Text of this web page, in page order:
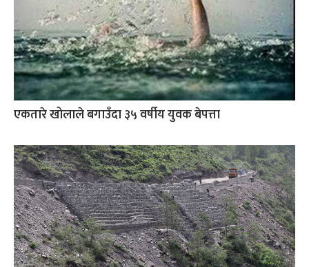
एकतारे खोलाले बगाउँदा ३५ वर्षीय युवक बेपत्ता